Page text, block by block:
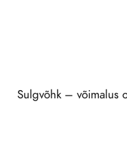
Sulgvõhk – võimalus